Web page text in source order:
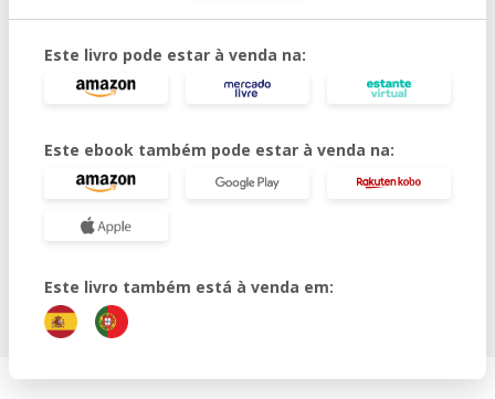
Este livro pode estar à venda na:
Este ebook também pode estar à venda na:
Este livro também está à venda em: